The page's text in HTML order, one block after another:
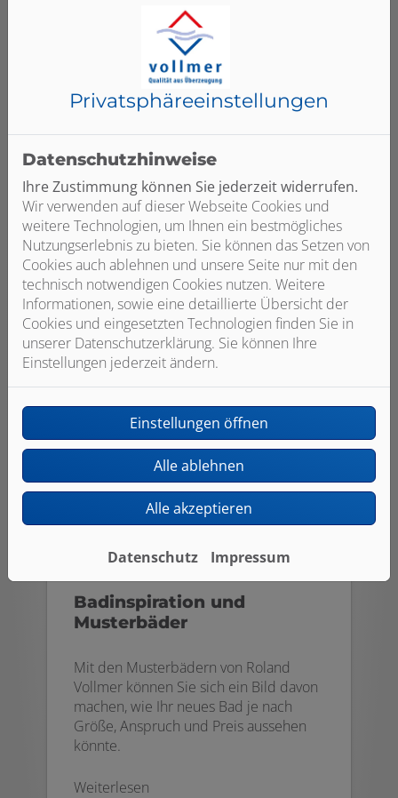
Barrierefreies Bad
Sie wollen möglichst lange
selbstständig und ohne die Hilfe
anderer in den eigenen Wohnräumen
leben? Einen ganz wichtigen Beitrag
dazu liefert ein barrierefreies Bad. Es
verbindet zeitloses Design mit einem
hohen Maß an Komfort und bietet
ergonomische Zusatzfunktionen.
Weiterlesen
Badinspiration und
Musterbäder
Mit den Musterbädern von Roland
Vollmer können Sie sich ein Bild davon
machen, wie Ihr neues Bad je nach
Größe, Anspruch und Preis aussehen
könnte.
Weiterlesen
Privatsphäre­einstellungen
Datenschutzhinweise
Ihre Zustimmung können Sie jederzeit widerrufen.
Wir verwenden auf dieser Webseite Cookies und
weitere Technologien, um Ihnen ein bestmögliches
Nutzungserlebnis zu bieten. Sie können das Setzen von
Cookies auch ablehnen und unsere Seite nur mit den
technisch notwendigen Cookies nutzen. Weitere
Informationen, sowie eine detaillierte Übersicht der
Cookies und eingesetzten Technologien finden Sie in
unserer Datenschutzerklärung. Sie können Ihre
Einstellungen jederzeit ändern.
Einstellungen öffnen
Alle ablehnen
Alle akzeptieren
Datenschutz Impressum